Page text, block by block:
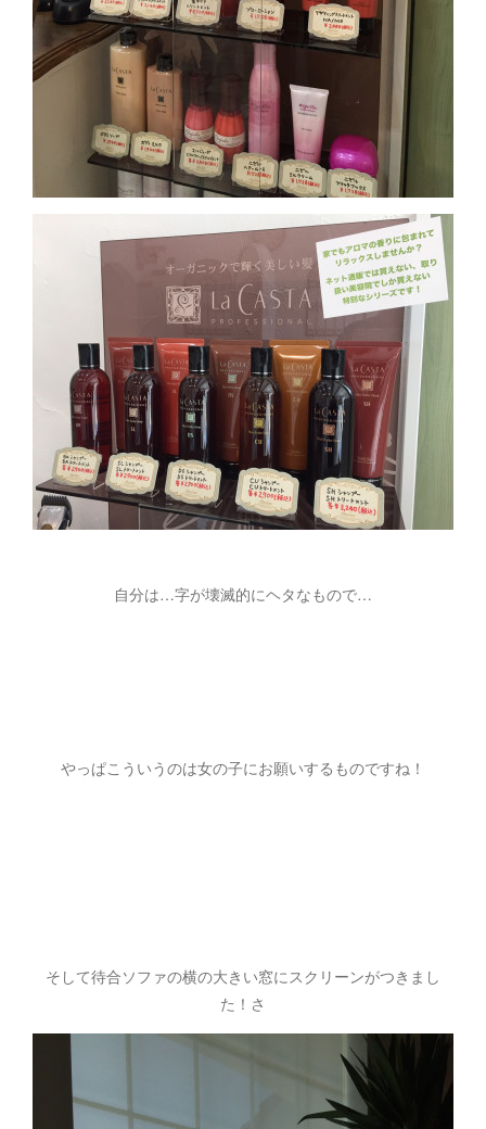
自分は…字が壊滅的にヘタなもので…
やっぱこういうのは女の子にお願いするものですね！
そして待合ソファの横の大きい窓にスクリーンがつきまし
た！さ